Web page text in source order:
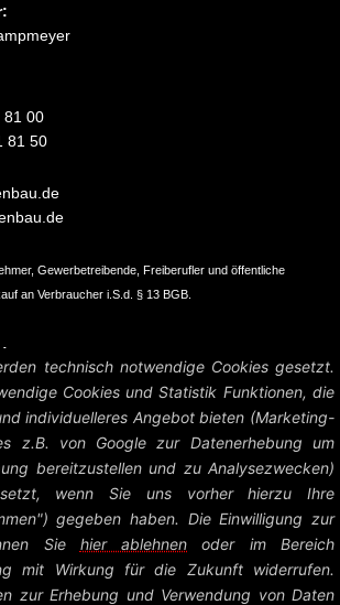
81 00
81 50
Gewerbetreibende, Freiberufler und öffentliche
an Verbraucher i.S.d. § 13 BGB.
16:45 Uhr
Uhr
HRB 6004
Versandkosten.
GmbH – Ladenbau Shop System |Impressum +
technisch notwendige Cookies gesetzt.
Cookies und Statistik Funktionen, die
individuelleres Angebot bieten (Marketing-
z.B. von Google zur Datenerhebung um
bereitzustellen und zu Analysezwecken)
wenn Sie uns vorher hierzu Ihre
gegeben haben. Die Einwilligung zur
Sie hier ablehnen oder im Bereich
mit Wirkung für die Zukunft widerrufen.
zur Erhebung und Verwendung von Daten